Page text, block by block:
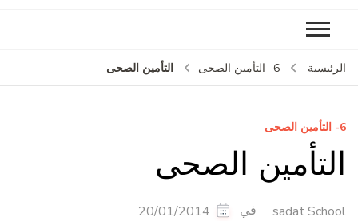
الرئيسية 6- التأمين الصحى التأمين الصحى
6- التأمين الصحى
التأمين الصحى
sadat School في 20/01/2014